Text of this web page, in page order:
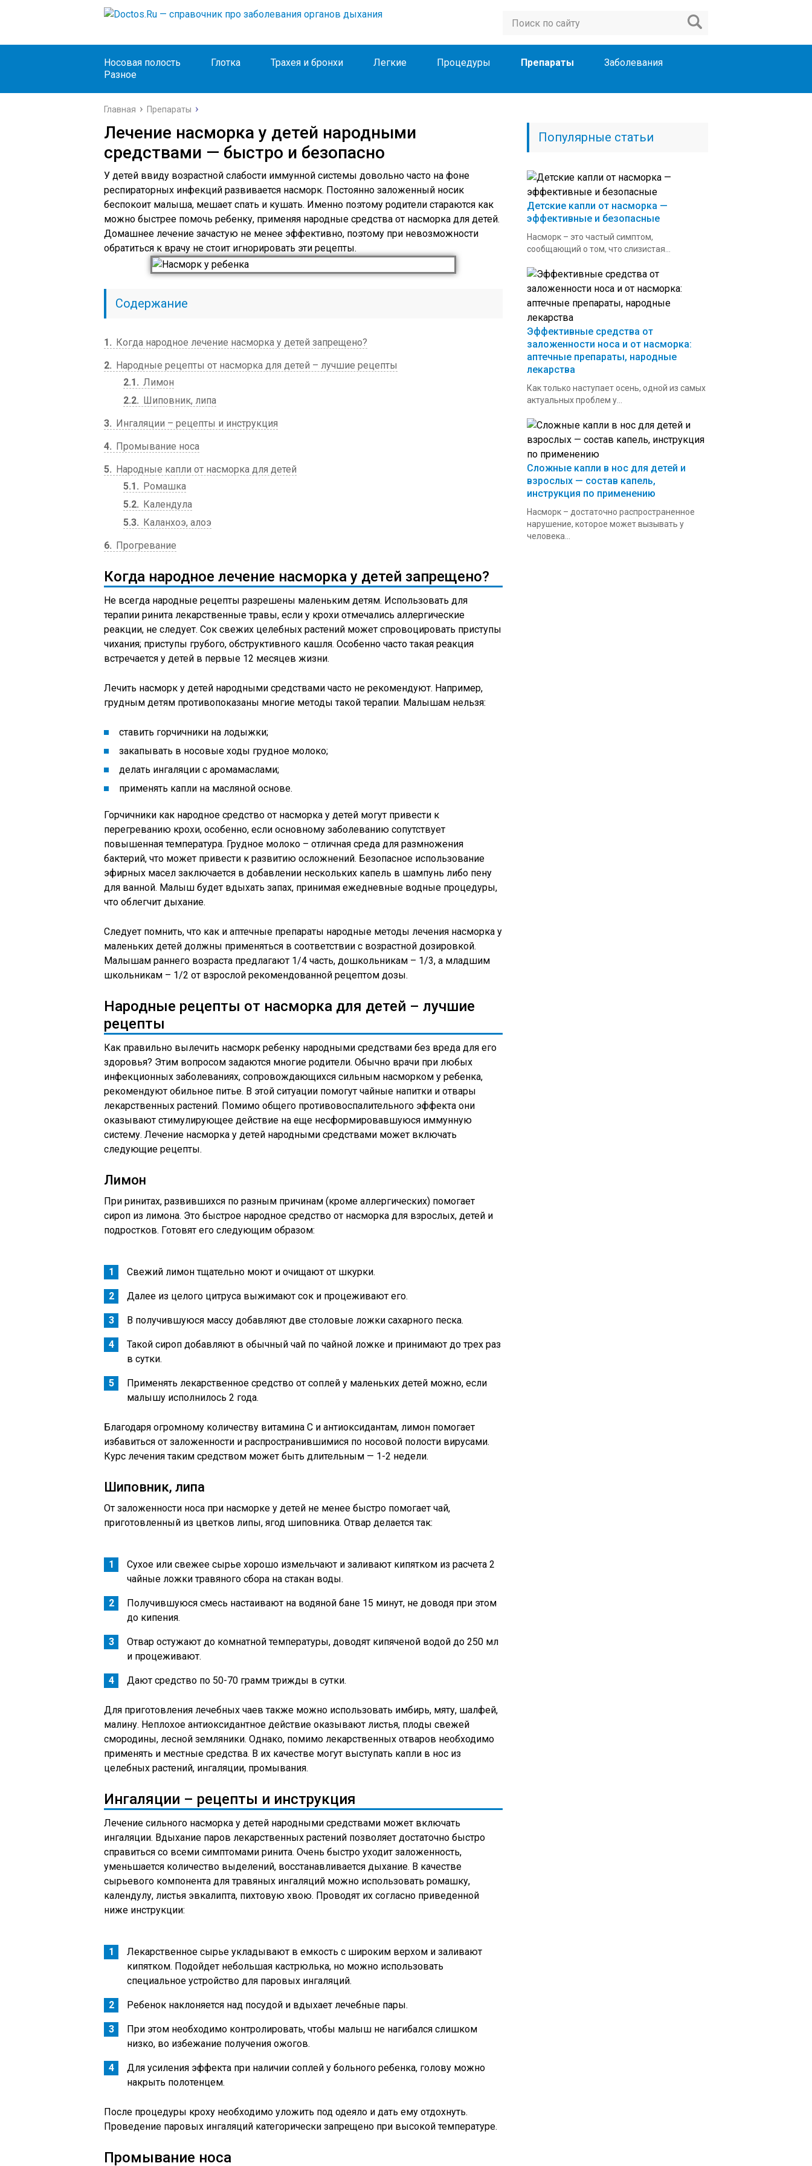
Носовая полость Глотка Трахея и бронхи Легкие Процедуры Препараты
Заболевания
Разное
Главная Препараты
Лечение насморка у детей народными
средствами — быстро и безопасно
У детей ввиду возрастной слабости иммунной системы довольно часто на фоне
респираторных инфекций развивается насморк. Постоянно заложенный носик
беспокоит малыша, мешает спать и кушать. Именно поэтому родители стараются как
можно быстрее помочь ребенку, применяя народные средства от насморка для детей.
Домашнее лечение зачастую не менее эффективно, поэтому при невозможности
обратиться к врачу не стоит игнорировать эти рецепты.
Содержание
1
Когда народное лечение насморка у детей запрещено?
2
Народные рецепты от насморка для детей – лучшие рецепты
2.1
Лимон
2.2
Шиповник, липа
3
Ингаляции – рецепты и инструкция
4
Промывание носа
5
Народные капли от насморка для детей
5.1
Ромашка
5.2
Календула
5.3
Каланхоэ, алоэ
6
Прогревание
Когда народное лечение насморка у детей запрещено?
Не всегда народные рецепты разрешены маленьким детям. Использовать для
терапии ринита лекарственные травы, если у крохи отмечались аллергические
реакции, не следует. Сок свежих целебных растений может спровоцировать приступы
чихания; приступы грубого, обструктивного кашля. Особенно часто такая реакция
встречается у детей в первые 12 месяцев жизни.
Лечить насморк у детей народными средствами часто не рекомендуют. Например,
грудным детям противопоказаны многие методы такой терапии. Малышам нельзя:
ставить горчичники на лодыжки;
закапывать в носовые ходы грудное молоко;
делать ингаляции с аромамаслами;
применять капли на масляной основе.
Горчичники как народное средство от насморка у детей могут привести к
перегреванию крохи, особенно, если основному заболеванию сопутствует
повышенная температура. Грудное молоко – отличная среда для размножения
бактерий, что может привести к развитию осложнений. Безопасное использование
эфирных масел заключается в добавлении нескольких капель в шампунь либо пену
для ванной. Малыш будет вдыхать запах, принимая ежедневные водные процедуры,
что облегчит дыхание.
Следует помнить, что как и аптечные препараты народные методы лечения насморка у
маленьких детей должны применяться в соответствии с возрастной дозировкой.
Малышам раннего возраста предлагают 1/4 часть, дошкольникам – 1/3, а младшим
школьникам – 1/2 от взрослой рекомендованной рецептом дозы.
Народные рецепты от насморка для детей – лучшие
рецепты
Как правильно вылечить насморк ребенку народными средствами без вреда для его
здоровья? Этим вопросом задаются многие родители. Обычно врачи при любых
инфекционных заболеваниях, сопровождающихся сильным насморком у ребенка,
рекомендуют обильное питье. В этой ситуации помогут чайные напитки и отвары
лекарственных растений. Помимо общего противовоспалительного эффекта они
оказывают стимулирующее действие на еще несформировавшуюся иммунную
систему. Лечение насморка у детей народными средствами может включать
следующие рецепты.
Лимон
При ринитах, развившихся по разным причинам (кроме аллергических) помогает
сироп из лимона. Это быстрое народное средство от насморка для взрослых, детей и
подростков. Готовят его следующим образом:
Свежий лимон тщательно моют и очищают от шкурки.
Далее из целого цитруса выжимают сок и процеживают его.
В получившуюся массу добавляют две столовые ложки сахарного песка.
Такой сироп добавляют в обычный чай по чайной ложке и принимают до трех раз
в сутки.
Применять лекарственное средство от соплей у маленьких детей можно, если
малышу исполнилось 2 года.
Благодаря огромному количеству витамина C и антиоксидантам, лимон помогает
избавиться от заложенности и распространившимися по носовой полости вирусами.
Курс лечения таким средством может быть длительным — 1-2 недели.
Шиповник, липа
От заложенности носа при насморке у детей не менее быстро помогает чай,
приготовленный из цветков липы, ягод шиповника. Отвар делается так:
Сухое или свежее сырье хорошо измельчают и заливают кипятком из расчета 2
чайные ложки травяного сбора на стакан воды.
Получившуюся смесь настаивают на водяной бане 15 минут, не доводя при этом
до кипения.
Отвар остужают до комнатной температуры, доводят кипяченой водой до 250 мл
и процеживают.
Дают средство по 50-70 грамм трижды в сутки.
Для приготовления лечебных чаев также можно использовать имбирь, мяту, шалфей,
малину. Неплохое антиоксидантное действие оказывают листья, плоды свежей
смородины, лесной земляники. Однако, помимо лекарственных отваров необходимо
применять и местные средства. В их качестве могут выступать капли в нос из
целебных растений, ингаляции, промывания.
Ингаляции – рецепты и инструкция
Лечение сильного насморка у детей народными средствами может включать
ингаляции. Вдыхание паров лекарственных растений позволяет достаточно быстро
справиться со всеми симптомами ринита. Очень быстро уходит заложенность,
уменьшается количество выделений, восстанавливается дыхание. В качестве
сырьевого компонента для травяных ингаляций можно использовать ромашку,
календулу, листья эвкалипта, пихтовую хвою. Проводят их согласно приведенной
ниже инструкции:
Лекарственное сырье укладывают в емкость с широким верхом и заливают
кипятком. Подойдет небольшая кастрюлька, но можно использовать
специальное устройство для паровых ингаляций.
Ребенок наклоняется над посудой и вдыхает лечебные пары.
При этом необходимо контролировать, чтобы малыш не нагибался слишком
низко, во избежание получения ожогов.
Для усиления эффекта при наличии соплей у больного ребенка, голову можно
накрыть полотенцем.
После процедуры кроху необходимо уложить под одеяло и дать ему отдохнуть.
Проведение паровых ингаляций категорически запрещено при высокой температуре.
Промывание носа
Популярные статьи
Детские капли от насморка —
эффективные и безопасные
Насморк – это частый симптом,
сообщающий о том, что слизистая...
Эффективные средства от
заложенности носа и от насморка:
аптечные препараты, народные
лекарства
Как только наступает осень, одной из самых
актуальных проблем у...
Сложные капли в нос для детей и
взрослых — состав капель,
инструкция по применению
Насморк – достаточно распространенное
нарушение, которое может вызывать у
человека...